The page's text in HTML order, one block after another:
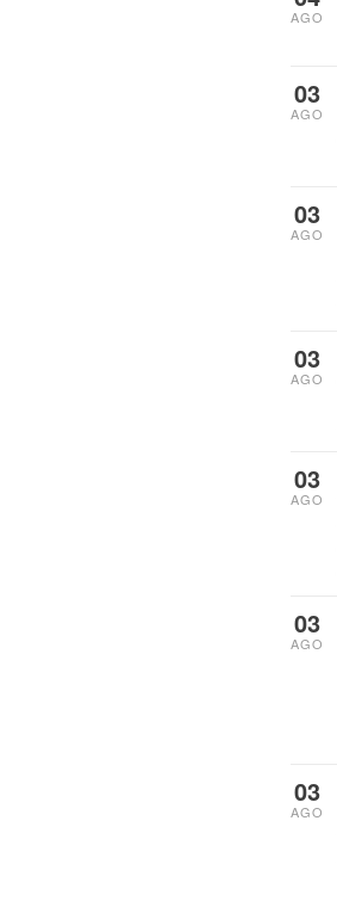
AGO
03
AGO
03
AGO
03
AGO
03
AGO
03
AGO
03
AGO